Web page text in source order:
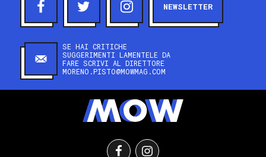
NEWSLETTER
SE HAI CRITICHE
SUGGERIMENTI LAMENTELE DA
FARE SCRIVI AL DIRETTORE
MORENO.PISTO@MOWMAG.COM